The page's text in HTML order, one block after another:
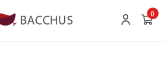
0